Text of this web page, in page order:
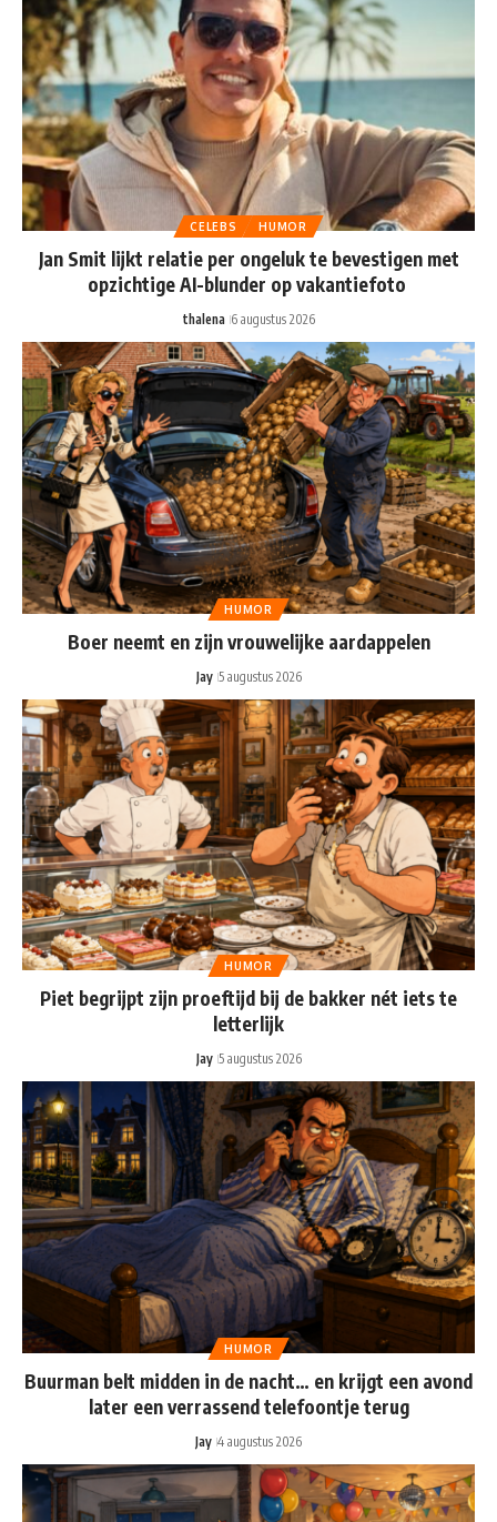
CELEBS HUMOR
Jan Smit lijkt relatie per ongeluk te bevestigen met
opzichtige AI-blunder op vakantiefoto
thalena 6 augustus 2026
HUMOR
Boer neemt en zijn vrouwelijke aardappelen
Jay 5 augustus 2026
HUMOR
Piet begrijpt zijn proeftijd bij de bakker nét iets te
letterlijk
Jay 5 augustus 2026
HUMOR
Buurman belt midden in de nacht… en krijgt een avond
later een verrassend telefoontje terug
Jay 4 augustus 2026